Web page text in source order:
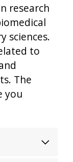
research
sciences.
to
The
you